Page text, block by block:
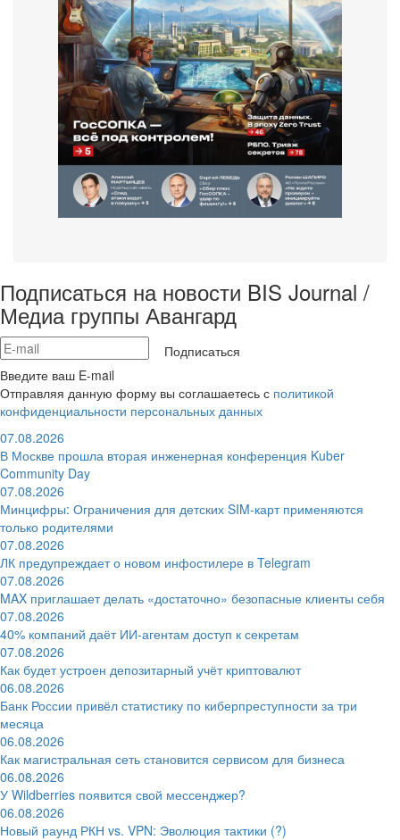
Подписаться на новости BIS Journal /
Медиа группы Авангард
Подписаться
Введите ваш E-mail
Отправляя данную форму вы соглашаетесь с политикой
конфиденциальности персональных данных
07.08.2026
В Москве прошла вторая инженерная конференция Kuber
Community Day
07.08.2026
Минцифры: Ограничения для детских SIM-карт применяются
только родителями
07.08.2026
ЛК предупреждает о новом инфостилере в Telegram
07.08.2026
MAX приглашает делать «достаточно» безопасные клиенты себя
07.08.2026
40% компаний даёт ИИ‑агентам доступ к секретам
07.08.2026
Как будет устроен депозитарный учёт криптовалют
06.08.2026
Банк России привёл статистику по киберпреступности за три
месяца
06.08.2026
Как магистральная сеть становится сервисом для бизнеса
06.08.2026
У Wildberries появится свой мессенджер?
06.08.2026
Новый раунд РКН vs. VPN: Эволюция тактики (?)